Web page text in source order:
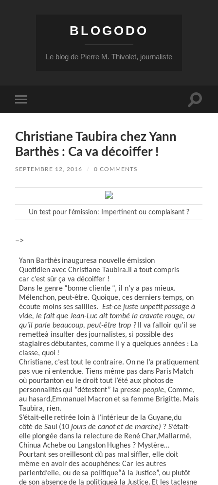
BLOGODO
Le blog de Pierre M. Thivolet, journaliste
mobile
Toggle
Christiane Taubira chez Yann
Barthès : Ca va décoiffer !
SEPTEMBRE 12, 2016 / 0 COMMENTS
Un test pour l’émission: Impertinent ou complaisant ?
–>
Yann Barthès inauguresa nouvelle émission
Quotidien avec Christiane Taubira. Il a tout compris
car c’est sûr ça va décoiffer !
Dans le genre “bonne cliente “, il n’y a pas mieux.
Mélenchon, peut­-être. Quoique, ces derniers temps, on
écoute moins ses saillies. ­Est­-ce juste unpetit passage à
vide, le fait que Jean-Luc ait tombé la cravate rouge, ou
qu’il parle beaucoup, peut­-être trop ? Il va falloir qu’il se
remetteà insulter des journalistes, si possible des
stagiaires débutantes, comme il y a quelques années : La
classe, quoi !
Christiane, c’est tout le contraire. On ne l’a pratiquement
pas vue ni entendue. Tiens même pas dans Paris Match
où pourtanton eu le droit tout l’été aux photos de
personnalités qui “détestent” la presse people, Comme,
au hasard,Emmanuel Macron et sa femme Brigitte. Mais
Taubira, rien.
S’était­-elle retirée loin à ’intérieur de la Guyane,du
côté de Saul (10 jours de canot et de marche) ? S’était­-
elle plongée dans la relecture de René Char,Mallarmé,
Chinua Achebe ou Langston Hughes ? Mystère…
Pourtant ses oreillesont dû pas mal siffler, elle doit
même en avoir des acouphènes: Car les autres
parlentd’elle, ou de sa politique“à la Justice”, ou plutôt
de son absence de la politiqueà la Justice. Et les taclesne